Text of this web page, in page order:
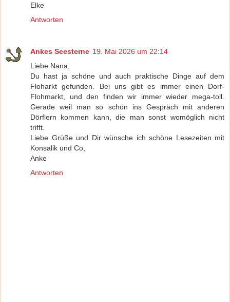
Elke
Antworten
Ankes Seesterne 19. Mai 2026 um 22:14
Liebe Nana,
Du hast ja schöne und auch praktische Dinge auf dem
Floharkt gefunden. Bei uns gibt es immer einen Dorf-
Flohmarkt, und den finden wir immer wieder mega-toll.
Gerade weil man so schön ins Gespräch mit anderen
Dörflern kommen kann, die man sonst womöglich nicht
trifft.
Liebe Grüße und Dir wünsche ich schöne Lesezeiten mit
Konsalik und Co,
Anke
Antworten